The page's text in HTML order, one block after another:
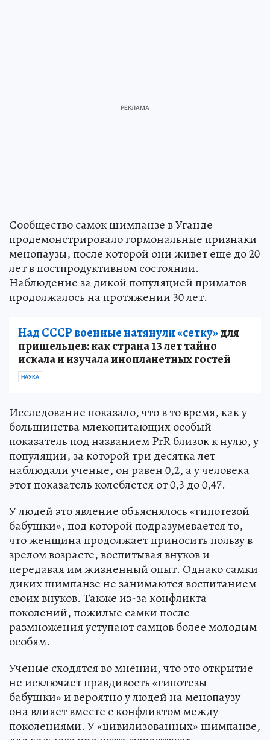
Сообщество самок шимпанзе в Уганде
продемонстрировало гормональные признаки
менопаузы, после которой они живет еще до 20
лет в постпродуктивном состоянии.
Наблюдение за дикой популяцией приматов
продолжалось на протяжении 30 лет.
Над СССР военные натянули «сетку»для
пришельцев: как страна 13 лет тайно
искала и изучала инопланетных гостей
НАУКА
Исследование показало, что в то время, как у
большинства млекопитающих особый
показатель под названием PrR близок к нулю, у
популяции, за которой три десятка лет
наблюдали ученые, он равен 0,2, а у человека
этот показатель колеблется от 0,3 до 0,47.
У людей это явление объяснялось «гипотезой
бабушки», под которой подразумевается то,
что женщина продолжает приносить пользу в
зрелом возрасте, воспитывая внуков и
передавая им жизненный опыт. Однако самки
диких шимпанзе не занимаются воспитанием
своих внуков. Также из-за конфликта
поколений, пожилые самки после
размножения уступают самцов более молодым
особям.
Ученые сходятся во мнении, что это открытие
не исключает правдивость «гипотезы
бабушки» и вероятно у людей на менопаузу
она влияет вместе с конфликтом между
поколениями. У «цивилизованных» шимпанзе,